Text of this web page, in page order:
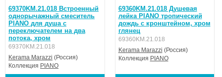
69370KM.21.018 Встроенный
однорычажный смеситель
PIANO для душа с
переключателем на два
потока, хром
69370KM.21.018
Kerama Marazzi (Россия)
Коллекция PIANO
69360KM.21.018 Душевая
лейка PIANO тропический
дождь с кронштейном, хром
глянец
69360KM.21.018
Kerama Marazzi (Россия)
Коллекция PIANO